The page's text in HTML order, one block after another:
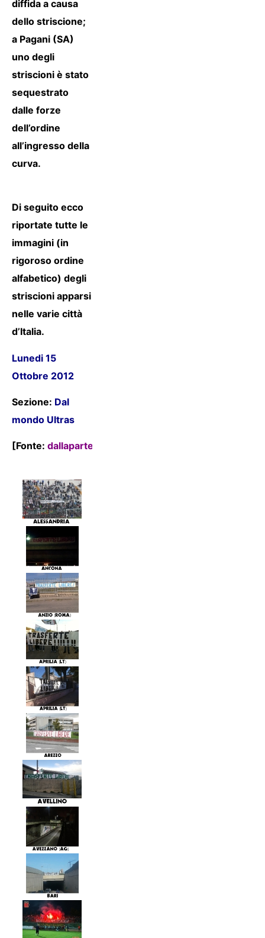
diffida a causa
dello striscione;
a Pagani (SA)
uno degli
striscioni è stato
sequestrato
dalle forze
dell’ordine
all’ingresso della
curva.
Di seguito ecco
riportate tutte le
immagini (in
rigoroso ordine
alfabetico) degli
striscioni apparsi
nelle varie città
d’Italia.
Lunedi 15
Ottobre 2012
Sezione: Dal
mondo Ultras
[Fonte: dallapartedeltorto.tk